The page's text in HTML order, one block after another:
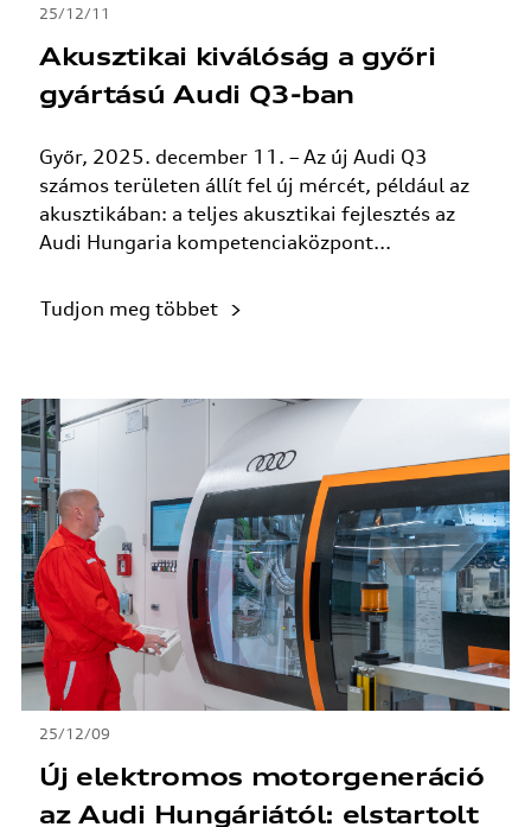
25/12/11
Akusztikai kiválóság a győri
gyártású Audi Q3-ban
Győr, 2025. december 11. – Az új Audi Q3
számos területen állít fel új mércét, például az
akusztikában: a teljes akusztikai fejlesztés az
Audi Hungaria kompetenciaközpont...
Tudjon meg többet
25/12/09
Új elektromos motorgeneráció
az Audi Hungáriától: elstartolt